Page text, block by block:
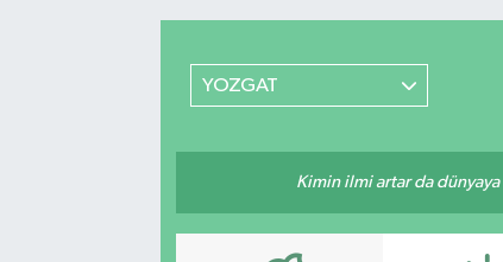
YOZGAT
Kimin ilmi artar da dünyaya